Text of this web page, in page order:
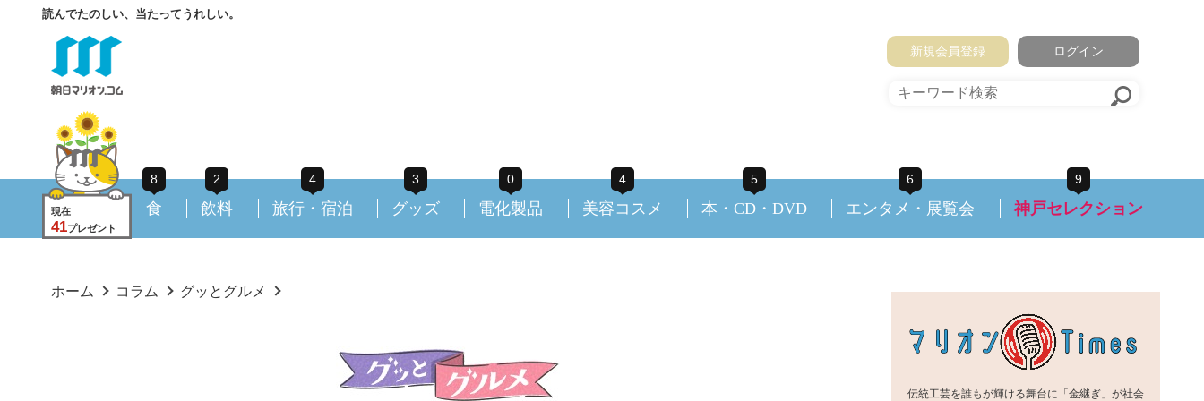
読んでたのしい、当たってうれしい。
新規会員登録 ログイン
現在
41プレゼント
8
食
2
飲料
4
旅行・宿泊
3
グッズ
0
電化製品
4
美容コスメ
5
本・CD・DVD
6
エンタメ・展覧会
9
神戸セレクション
ホーム コラム グッとグルメ
伝統工芸を誰もが輝ける舞台に「金継ぎ」が社会